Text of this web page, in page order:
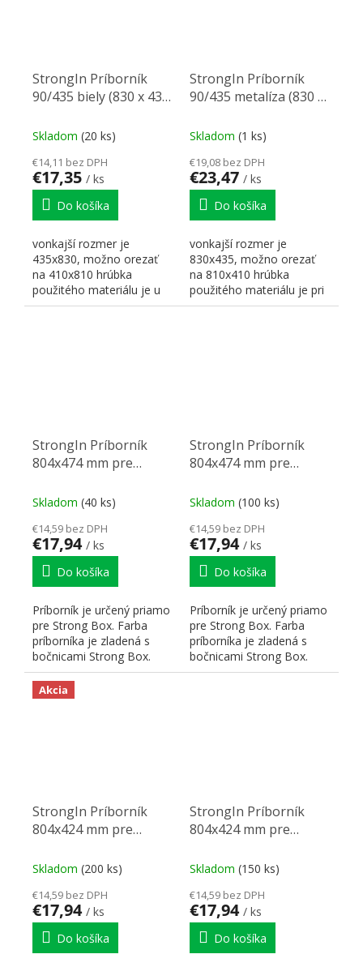
StrongIn Príborník
90/435 biely (830 x 435
Skladom (20 ks)
€14,11 bez DPH
€17,35 / ks
Do košíka
vonkajší rozmer je
435x830, možno orezať
na 410x810 hrúbka
použitého materiálu je u
bielej farby 1,6 mm výška...
StrongIn Príborník
90/435 metalíza (830 x
Skladom (1 ks)
€19,08 bez DPH
€23,47 / ks
Do košíka
vonkajší rozmer je
830x435, možno orezať
na 810x410 hrúbka
použitého materiálu je pri
striebornej metalíze 2mm
StrongIn Príborník
804x474 mm pre
Skladom (40 ks)
€14,59 bez DPH
€17,94 / ks
Do košíka
Príborník je určený priamo
pre Strong Box. Farba
príborníka je zladená s
bočnicami Strong Box.
Hrúbka použitého...
StrongIn Príborník
804x474 mm pre
Skladom (100 ks)
€14,59 bez DPH
€17,94 / ks
Do košíka
Príborník je určený priamo
pre Strong Box. Farba
príborníka je zladená s
bočnicami Strong Box.
Hrúbka použitého...
Akcia
StrongIn Príborník
804x424 mm pre
Skladom (200 ks)
€14,59 bez DPH
€17,94 / ks
Do košíka
StrongIn Príborník
804x424 mm pre
Skladom (150 ks)
€14,59 bez DPH
€17,94 / ks
Do košíka